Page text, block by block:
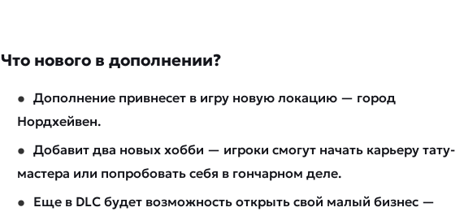
Что нового в дополнении?
Дополнение привнесет в игру новую локацию — город
Нордхейвен.
Добавит два новых хобби — игроки смогут начать карьеру тату-
мастера или попробовать себя в гончарном деле.
Еще в DLC будет возможность открыть свой малый бизнес —